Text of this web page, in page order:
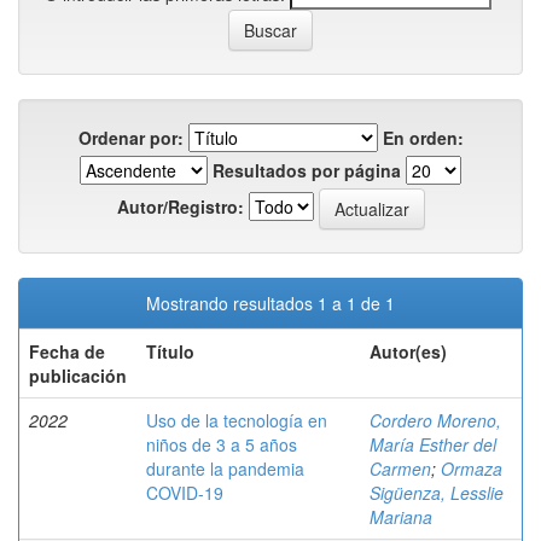
Ordenar por:
En orden:
Resultados por página
Autor/Registro:
Mostrando resultados 1 a 1 de 1
Fecha de
publicación
Título Autor(es)
2022
Uso de la tecnología en
niños de 3 a 5 años
durante la pandemia
COVID-19
Cordero Moreno,
María Esther del
Carmen; Ormaza
Sigüenza, Lesslie
Mariana